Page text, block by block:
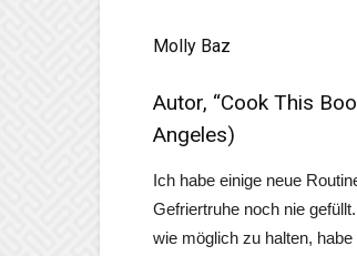
Molly Baz
Autor, “Cook This
Angeles)
Ich habe einige neue
Gefriertruhe noch nie
wie möglich zu halten,